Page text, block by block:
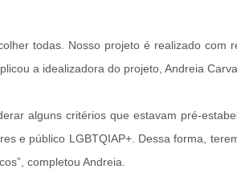
todas. Nosso projeto é realizado
a idealizadora do projeto, Andreia
alguns critérios que estavam pré-
e público LGBTQIAP+. Dessa forma,
completou Andreia.